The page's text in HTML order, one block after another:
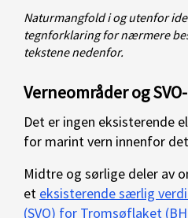
Naturmangfold i og utenfor
tegnforklaring for nærmere
tekstene nedenfor.
Verneområder og
Det er ingen eksisterende
for marint vern innenfor
Midtre og sørlige deler av
et eksisterende særlig
(SVO) for Tromsøflaket